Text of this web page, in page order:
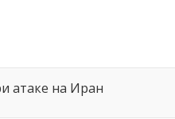
атаке на Иран